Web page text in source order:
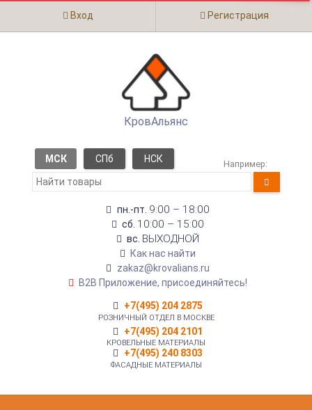
Вход Регистрация
КровАльянс
МСК СПб НСК Например:
пн.-пт. 9:00 – 18:00
сб. 10:00 – 15:00
вс. ВЫХОДНОЙ
Как нас найти
zakaz@krovalians.ru
B2B Приложение, присоединяйтесь!
+7(495) 204 2875
РОЗНИЧНЫЙ ОТДЕЛ В МОСКВЕ
+7(495) 204 2101
КРОВЕЛЬНЫЕ МАТЕРИАЛЫ
+7(495) 240 8303
ФАСАДНЫЕ МАТЕРИАЛЫ